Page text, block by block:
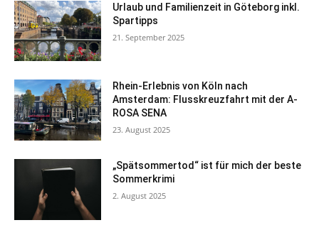
Urlaub und Familienzeit in Göteborg inkl.
Spartipps
21. September 2025
Rhein-Erlebnis von Köln nach
Amsterdam: Flusskreuzfahrt mit der A-
ROSA SENA
23. August 2025
„Spätsommertod“ ist für mich der beste
Sommerkrimi
2. August 2025